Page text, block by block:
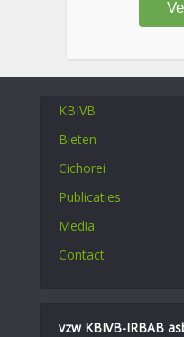
KBIVB
Bieten
Cichorei
Publicaties
Media
Contact
vzw KBIVB-IRBAB